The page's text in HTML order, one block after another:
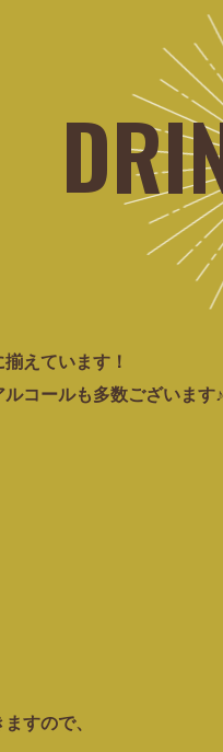
えています！
コールも多数ございます♪
すので、